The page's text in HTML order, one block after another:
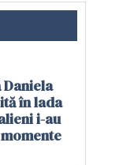
în lada
i-au